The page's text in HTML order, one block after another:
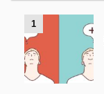
1